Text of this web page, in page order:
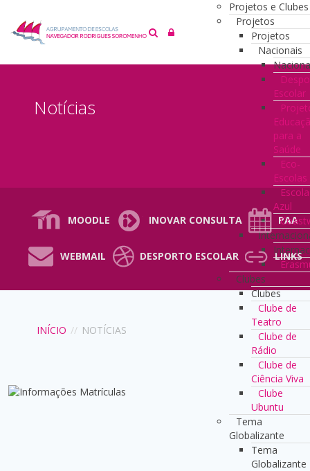
Projetos e Clubes
Projetos
Projetos
Nacionais
Escolar
para a
Saúde
Eco-
Escolas
Escola
Azul
Clubes
Clubes
Clube de
Teatro
Clube de
Rádio
Clube de
Ciência Viva
Clube
Ubuntu
Tema
Globalizante
Tema
Globalizante
Notícias
MOODLE INOVAR CONSULTA PAA
WEBMAIL DESPORTO ESCOLAR LINKS
INÍCIO // NOTÍCIAS